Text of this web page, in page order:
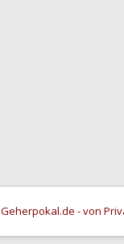
Geherpokal.de - von